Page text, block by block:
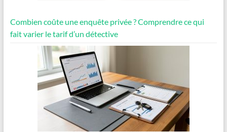
Combien coûte une enquête privée ? Comprendre ce qui
fait varier le tarif d’un détective